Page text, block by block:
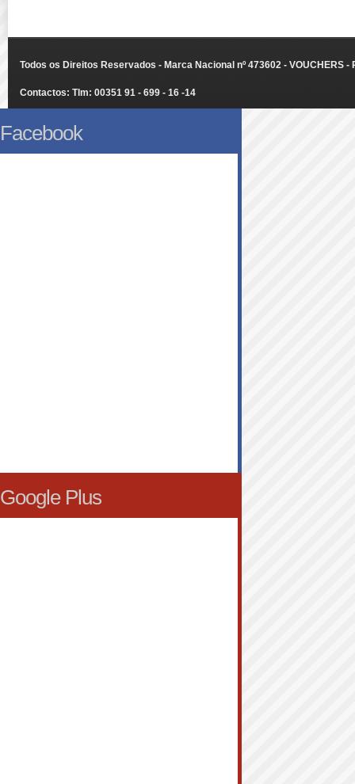
Todos os Direitos Reservados - Marca Nacional nº 473602 - VOUCHERS
Contactos: Tlm: 00351 91 - 699 - 16 -14
Facebook
Google Plus